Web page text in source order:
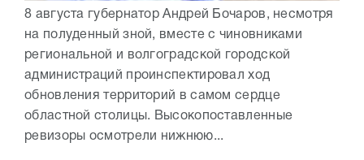
8 августа губернатор Андрей Бочаров, несмотря
на полуденный зной, вместе с чиновниками
региональной и волгоградской городской
администраций проинспектировал ход
обновления территорий в самом сердце
областной столицы. Высокопоставленные
ревизоры осмотрели нижнюю...